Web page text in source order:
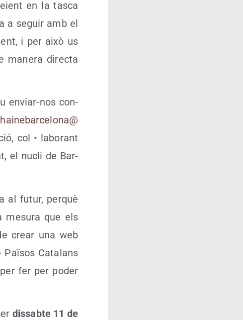
en la tas­ca
a seguir amb el
i per això us
mane­ra direc­ta
enviar-nos con­
col • labo­rant
el nucli de Bar­
al futur, per­què
mesu­ra que els
crear una web
Cata­lans
fer per poder
dis­sab­te 11 de